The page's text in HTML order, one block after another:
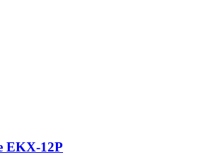
EKX-12P